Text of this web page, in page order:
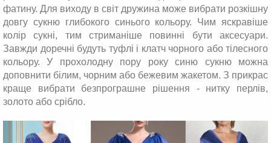
фатину. Для виходу в світ дружина може вибрати розкішну
довгу сукню глибокого синього кольору. Чим яскравіше
колір сукні, тим стриманіше повинні бути аксесуари.
Завжди доречні будуть туфлі і клатч чорного або тілесного
кольору. У прохолодну пору року синю сукню можна
доповнити білим, чорним або бежевим жакетом. З прикрас
краще вибрати безпрограшне рішення - нитку перлів,
золото або срібло.